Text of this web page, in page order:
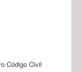
Código Civil